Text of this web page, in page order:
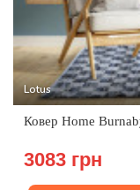
Lotus
Ковер Home
3083 грн